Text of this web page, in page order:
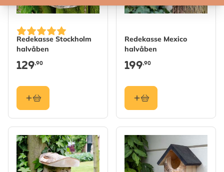
Redekasse Stockholm
halvåben
129,90
Redekasse Mexico
halvåben
199,90